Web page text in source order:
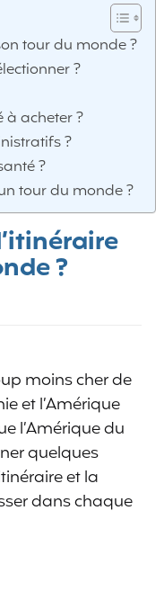
tour du monde ?
?
à acheter ?
?
?
tour du monde ?
?
moins cher de
et l’Amérique
l’Amérique du
quelques
et la
dans chaque